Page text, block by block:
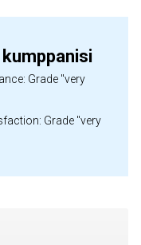
Grade "very
Grade "very